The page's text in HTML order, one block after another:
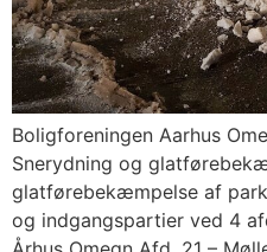
Boligforeningen Aarhus
Snerydning og
glatførebekæmpelse af
og indgangspartier ved 4